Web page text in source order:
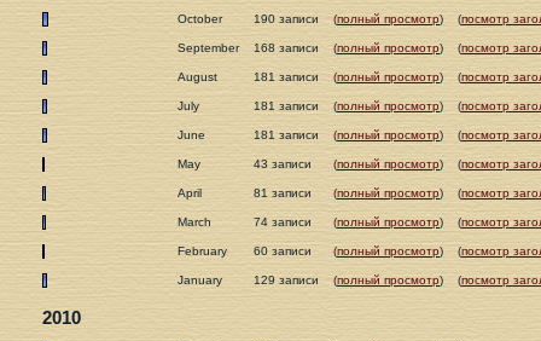
October 190 записи (полный просмотр) (посмотр
September 168 записи (полный просмотр) (посмотр
August 181 записи (полный просмотр) (посмотр
July 181 записи (полный просмотр) (посмотр
June 181 записи (полный просмотр) (посмотр
May 43 записи (полный просмотр) (посмотр
April 81 записи (полный просмотр) (посмотр
March 74 записи (полный просмотр) (посмотр
February 60 записи (полный просмотр) (посмотр
January 129 записи (полный просмотр) (посмотр
2010